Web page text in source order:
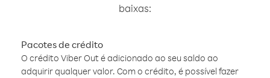
baixas:
Pacotes de crédito
O crédito Viber Out é adicionado ao seu saldo ao
adquirir qualquer valor. Com o crédito, é possível fazer